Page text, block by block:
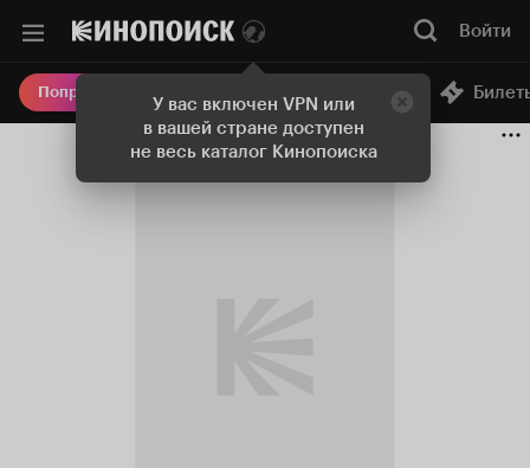
У вас включен VPN или
в вашей стране доступен
не весь каталог Кинопоиска
Войти
Попробовать Плюс Онлайн-кинотеатр